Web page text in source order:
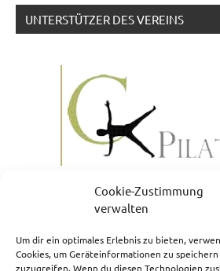
Cookie-Zustimmung
verwalten
Um dir ein optimales Erlebnis zu bieten,
Cookies, um Geräteinformationen zu
zuzugreifen. Wenn du diesen Technologien
UNTERSTÜTZER DES VEREINS